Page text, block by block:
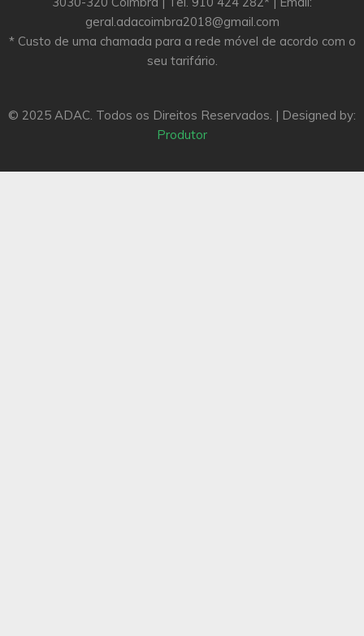
geral.adacoimbra2018@gmail.com
* Custo de uma chamada para a rede móvel de acordo com o
seu tarifário.
© 2025 ADAC. Todos os Direitos Reservados. | Designed by:
Produtor